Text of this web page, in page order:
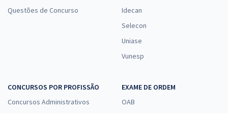
Questões de Concurso
Idecan
Selecon
Uniase
Vunesp
CONCURSOS POR PROFISSÃO
Concursos Administrativos
EXAME DE ORDEM
OAB